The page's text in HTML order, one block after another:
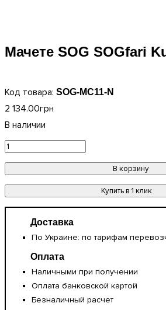
Мачете SOG SOGfari
SOG-MC11-N
2 134.00грн
В корзину
Купить в 1 клик
Доставка
По Украине: по тарифам
Оплата
Наличными при получении
Оплата банковской картой
Безналичный расчет